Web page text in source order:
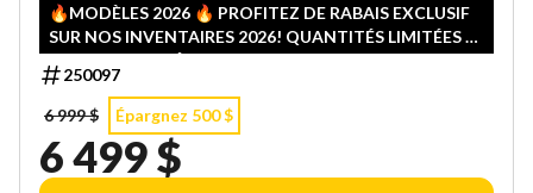
🔥MODÈLES 2026 🔥 PROFITEZ DE RABAIS EXCLUSIF
SUR NOS INVENTAIRES 2026! QUANTITÉS LIMITÉES —
PREMIER ARRIVÉ, PREMIER SERVI!
250097
6 999 $
Épargnez 500 $
6 499 $